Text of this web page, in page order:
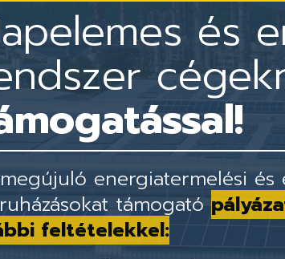
és
megújuló energiatermelési és
támogató
feltételekkel: